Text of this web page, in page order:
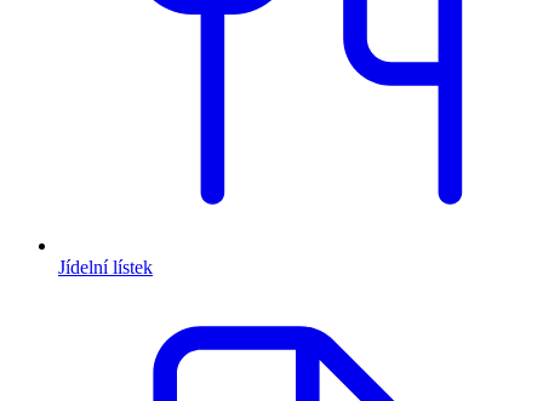
Jídelní lístek